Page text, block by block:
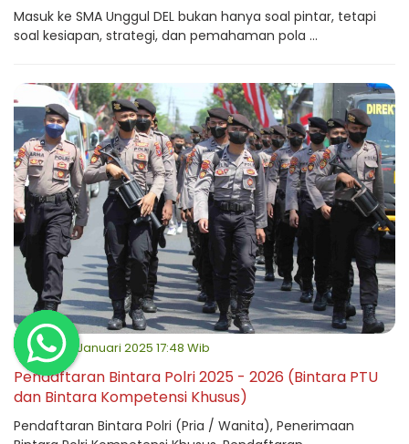
Masuk ke SMA Unggul DEL bukan hanya soal pintar, tetapi
soal kesiapan, strategi, dan pemahaman pola ...
Selasa, 07 Januari 2025 17:48 Wib
Pendaftaran Bintara Polri 2025 - 2026 (Bintara PTU
dan Bintara Kompetensi Khusus)
Pendaftaran Bintara Polri (Pria / Wanita), Penerimaan